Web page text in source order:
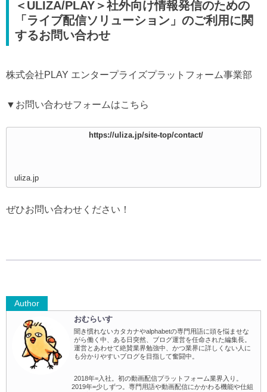
＜ULIZA/PLAY＞社外向け情報発信のための
「ライブ配信ソリューション」のご利用に関
するお問い合わせ
株式会社PLAY エンタープライズプラットフォーム事業部
▼お問い合わせフォームはこちら
https://uliza.jp/site-top/contact/
uliza.jp
ぜひお問い合わせください！
Author
おむらいす
聞き慣れないカタカナやalphabetの専門用語に頭を悩ませな
がら働く中、ある日突然、ブログ運営を任命された編集長。
運営とあわせて絶賛業界勉強中、かつ業界に詳しくない人に
も分かりやすいブログを目指して奮闘中。
2018年=入社。初の動画配信プラットフォーム業界入り。
2019年=少しずつ。専門用語や動画配信にかかわる機能や仕組